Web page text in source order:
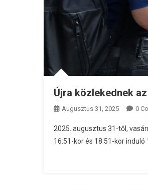
Újra közlekednek
Augusztus 31, 2025 0
2025. augusztus 31-től,
16:51-kor és 18:51-kor